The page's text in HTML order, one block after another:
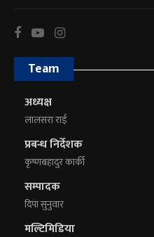
Team
अध्यक्ष
लालसरा राई
प्रबन्ध निर्देशक
कृष्णबहादुर कार्की
सम्पादक
दिपा सुनुवार
मल्टिमिडिया